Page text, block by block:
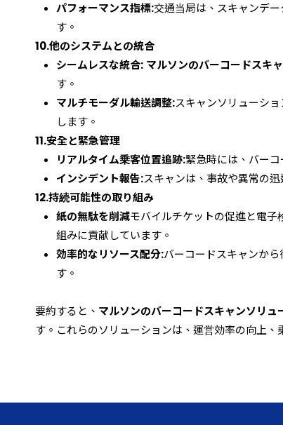
パフォーマンス指標:交通当局は、スキャンデ
す。
10.他のシステムとの統合
シームレスな統合: マルソンのバーコードスキ
す。
マルチモーダル輸送調整:スキャンソリューシ
します。
11.安全と緊急管理
リアルタイム乗客位置追跡:緊急時には、バー
インシデント報告:スキャンは、事故や異常の
12.持続可能性の取り組み
紙の無駄を削減モバイルチケットの促進と電
組みに貢献しています。
効率的なリソース配分:バーコードスキャンか
す。
要約すると、 マルソンのバーコードスキャンソリュ
す。これらのソリューションは、運営効率の向上